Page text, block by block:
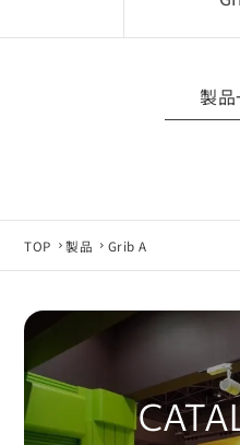
製品
CADデータに関する著
・無断転載・再配布・改
製品仕様変更などによ
変更される場合があり
最新データが必要な場
ください。
TOP 製品 Grib A